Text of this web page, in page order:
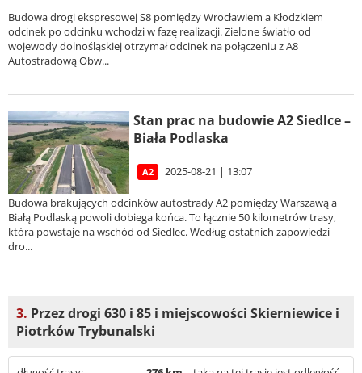
Budowa drogi ekspresowej S8 pomiędzy Wrocławiem a Kłodzkiem
odcinek po odcinku wchodzi w fazę realizacji. Zielone światło od
wojewody dolnośląskiej otrzymał odcinek na połączeniu z A8
Autostradową Obw...
Stan prac na budowie A2 Siedlce –
Biała Podlaska
A2 2025-08-21 | 13:07
Budowa brakujących odcinków autostrady A2 pomiędzy Warszawą a
Białą Podlaską powoli dobiega końca. To łącznie 50 kilometrów trasy,
która powstaje na wschód od Siedlec. Według ostatnich zapowiedzi
dro...
3. Przez drogi 630 i 85 i miejscowości Skierniewice i
Piotrków Trybunalski